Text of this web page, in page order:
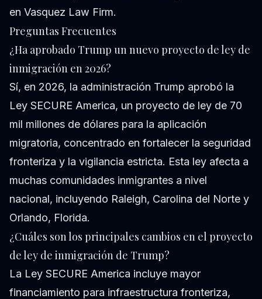
en Vasquez Law Firm.
Preguntas Frecuentes
¿Ha aprobado Trump un nuevo proyecto de ley de
inmigración en 2026?
Sí, en 2026, la administración Trump aprobó la
Ley SECURE America, un proyecto de ley de 70
mil millones de dólares para la aplicación
migratoria, concentrado en fortalecer la seguridad
fronteriza y la vigilancia estricta. Esta ley afecta a
muchas comunidades inmigrantes a nivel
nacional, incluyendo Raleigh, Carolina del Norte y
Orlando, Florida.
¿Cuáles son los principales cambios en el proyecto
de ley de inmigración de Trump?
La Ley SECURE America incluye mayor
financiamiento para infraestructura fronteriza,